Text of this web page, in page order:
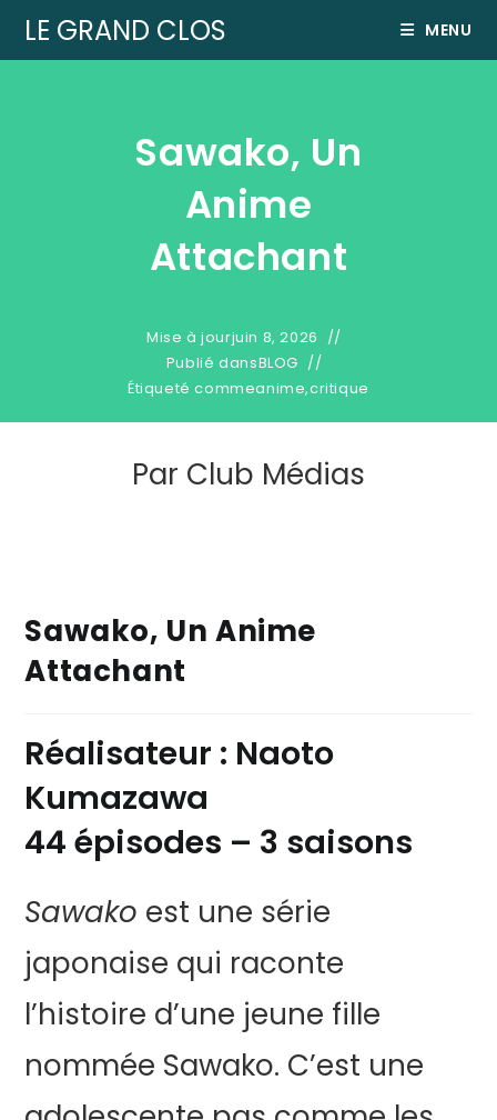
LE GRAND CLOS MENU
Sawako, Un
Anime
Attachant
Mise à jourjuin 8, 2026
Publié dansBLOG
Étiqueté commeanime,critique
Par Club Médias
Sawako, Un Anime
Attachant
Réalisateur : Naoto
Kumazawa
44 épisodes – 3 saisons
Sawako est une série
japonaise qui raconte
l’histoire d’une jeune fille
nommée Sawako. C’est une